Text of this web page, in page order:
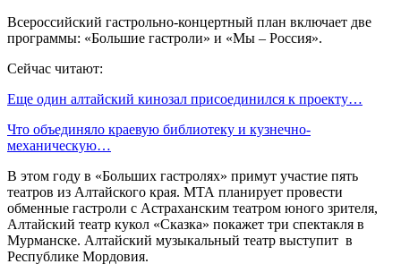
Всероссийский гастрольно-концертный план включает две
программы: «Большие гастроли» и «Мы – Россия».
Сейчас читают:
Еще один алтайский кинозал присоединился к проекту…
Что объединяло краевую библиотеку и кузнечно-
механическую…
В этом году в «Больших гастролях» примут участие пять
театров из Алтайского края. МТА планирует провести
обменные гастроли с Астраханским театром юного зрителя,
Алтайский театр кукол «Сказка» покажет три спектакля в
Мурманске. Алтайский музыкальный театр выступит в
Республике Мордовия.